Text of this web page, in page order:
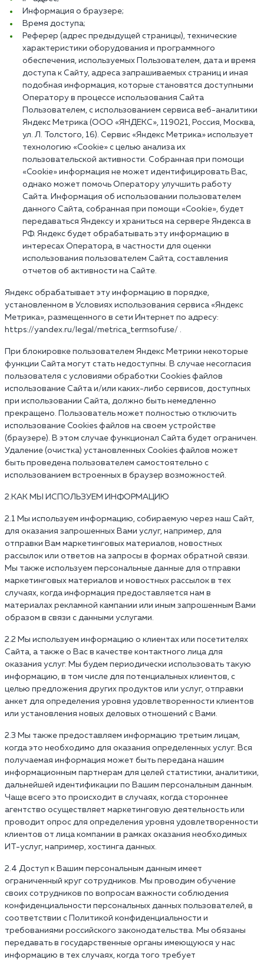
Информация о браузере;
Время доступа;
Реферер (адрес предыдущей страницы), технические
характеристики оборудования и программного
обеспечения, используемых Пользователем, дата и время
доступа к Сайту, адреса запрашиваемых страниц и иная
подобная информация, которые становятся доступными
Оператору в процессе использования Сайта
Пользователем, с использованием сервиса веб-аналитики
Яндекс Метрика (ООО «ЯНДЕКС», 119021, Россия, Москва,
ул. Л. Толстого, 16). Сервис «Яндекс Метрика» использует
технологию «Cookie» с целью анализа их
пользовательской активности. Собранная при помощи
«Cookie» информация не может идентифицировать Вас,
однако может помочь Оператору улучшить работу
Сайта. Информация об использовании пользователем
данного Сайта, собранная при помощи «Cookie», будет
передаваться Яндексу и храниться на сервере Яндекса в
РФ. Яндекс будет обрабатывать эту информацию в
интересах Оператора, в частности для оценки
использования пользователем Сайта, составления
отчетов об активности на Сайте.
Яндекс обрабатывает эту информацию в порядке,
установленном в Условиях использования сервиса «Яндекс
Метрика», размещенного в сети Интернет по адресу:
https://yandex.ru/legal/metrica_termsofuse/ .
При блокировке пользователем Яндекс Метрики некоторые
функции Сайта могут стать недоступны. В случае несогласия
пользователя с условиями обработки Cookies файлов
использование Сайта и/или каких-либо сервисов, доступных
при использовании Сайта, должно быть немедленно
прекращено. Пользователь может полностью отключить
использование Cookies файлов на своем устройстве
(браузере). В этом случае функционал Сайта будет ограничен.
Удаление (очистка) установленных Cookies файлов может
быть проведена пользователем самостоятельно с
использованием встроенных в браузер возможностей.
2.КАК МЫ ИСПОЛЬЗУЕМ ИНФОРМАЦИЮ
2.1 Мы используем информацию, собираемую через наш Сайт,
для оказания запрошенных Вами услуг, например, для
отправки Вам маркетинговых материалов, новостных
рассылок или ответов на запросы в формах обратной связи.
Мы также используем персональные данные для отправки
маркетинговых материалов и новостных рассылок в тех
случаях, когда информация предоставляется нам в
материалах рекламной кампании или иным запрошенным Вами
образом в связи с данными услугами.
2.2 Мы используем информацию о клиентах или посетителях
Сайта, а также о Вас в качестве контактного лица для
оказания услуг. Мы будем периодически использовать такую
информацию, в том числе для потенциальных клиентов, с
целью предложения других продуктов или услуг, отправки
анкет для определения уровня удовлетворенности клиентов
или установления новых деловых отношений с Вами.
2.3 Мы также предоставляем информацию третьим лицам,
когда это необходимо для оказания определенных услуг. Вся
получаемая информация может быть передана нашим
информационным партнерам для целей статистики, аналитики,
дальнейшей идентификации по Вашим персональным данным.
Чаще всего это происходит в случаях, когда стороннее
агентство осуществляет маркетинговую деятельность или
проводит опрос для определения уровня удовлетворенности
клиентов от лица компании в рамках оказания необходимых
ИТ-услуг, например, хостинга данных.
2.4 Доступ к Вашим персональным данным имеет
ограниченный круг сотрудников. Мы проводим обучение
своих сотрудников по вопросам важности соблюдения
конфиденциальности персональных данных пользователей, в
соответствии с Политикой конфиденциальности и
требованиями российского законодательства. Мы обязаны
передавать в государственные органы имеющуюся у нас
информацию в тех случаях, когда того требует